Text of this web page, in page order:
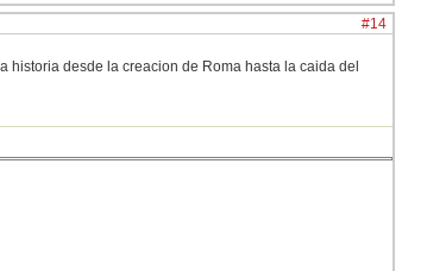
#14
historia desde la creacion de Roma hasta la caida del